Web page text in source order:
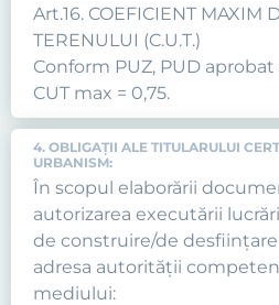
Art.16. COEFICIENT MAXIM
TERENULUI (C.U.T.)
Conform PUZ, PUD aprobat
CUT max = 0,75.
4. OBLIGAŢII ALE TITULARULUI
URBANISM:
În scopul elaborării
autorizarea executării
de construire/de
adresa autorităţii
mediului: